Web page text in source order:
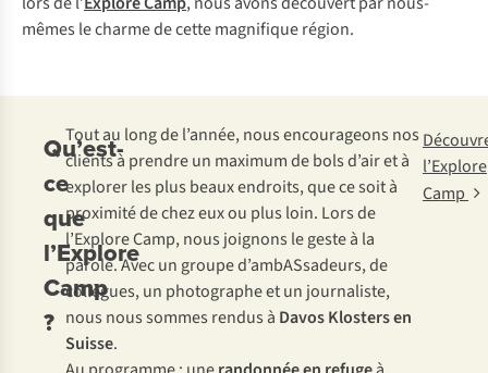
mêmes le charme de cette magnifique région.
Qu’est-
ce
que
l’Explore
Camp
?
Tout au long de l’année, nous encourageons nos
clients à prendre un maximum de bols d’air et à
explorer les plus beaux endroits, que ce soit à
proximité de chez eux ou plus loin. Lors de
l’Explore Camp, nous joignons le geste à la
parole. Avec un groupe d’ambASsadeurs, de
collègues, un photographe et un journaliste,
nous nous sommes rendus à Davos Klosters en
Suisse.
l’Explore
Camp